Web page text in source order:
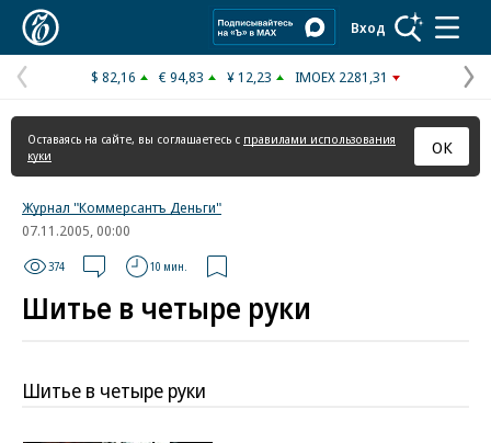
Вход
Предыдущая
страница
$ 82,16 € 94,83 ¥ 12,23 IMOEX 2281,31
Оставаясь на сайте, вы соглашаетесь с правилами использования
куки
ОК
Журнал "Коммерсантъ Деньги"
07.11.2005, 00:00
374 10 мин.
Шитье в четыре руки
Шитье в четыре руки